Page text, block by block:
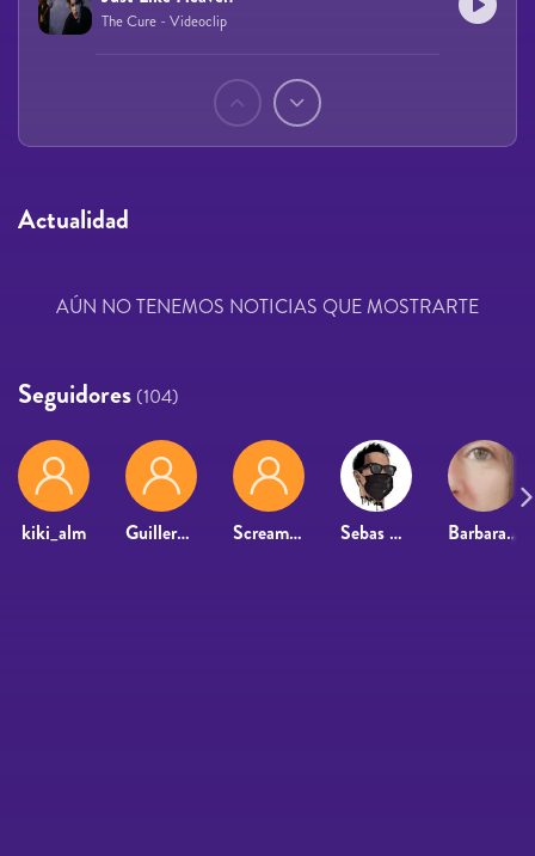
The Cure - Videoclip
Actualidad
AÚN NO TENEMOS NOTICIAS QUE MOSTRARTE
Seguidores (104)
kiki_alm Guillermo Dominguez Screamadelico Sebas Ospina Barbara Lanneau